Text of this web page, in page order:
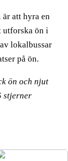
är att hyra en
utforska ön i
lokalbussar
på ön.
ön och njut
stjerner